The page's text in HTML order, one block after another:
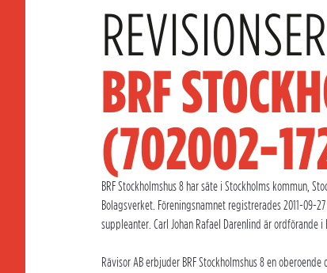
BRF
(702002-
BRF Stockholmshus 8 har säte i Stockholms kommun,
Bolagsverket. Föreningsnamnet registrerades 2011-09-
suppleanter. Carl Johan Rafael Darenlind är ordförande
Rävisor AB erbjuder BRF Stockholmshus 8 en